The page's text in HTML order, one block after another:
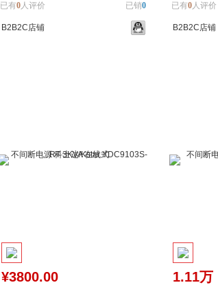
已有0人评价 已销0
B2B2C店铺
已有0人评价
B2B2C店铺
¥3800.00 1.11万